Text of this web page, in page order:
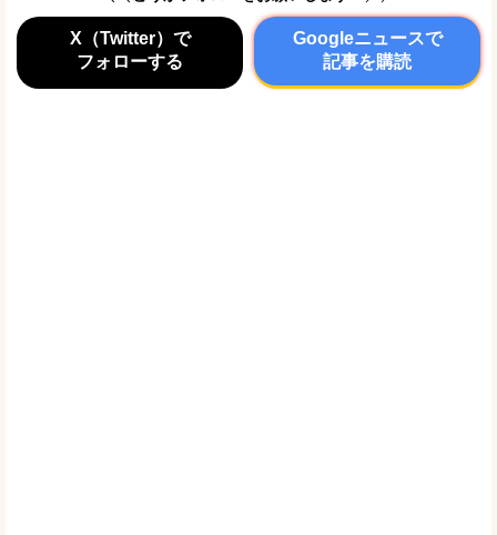
X（Twitter）で
フォローする
Googleニュースで
記事を購読